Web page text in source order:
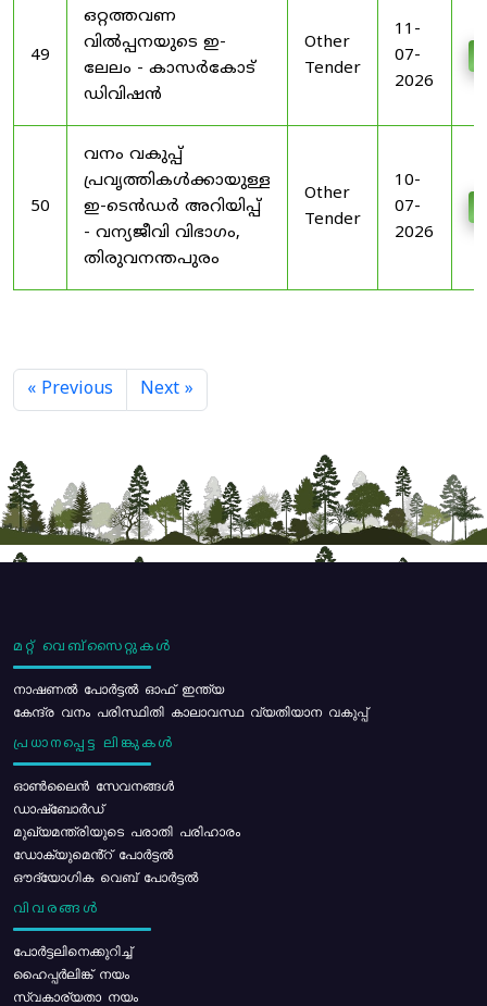
49
ഒറ്റത്തവണ
വിൽപ്പനയുടെ ഇ-
ലേലം - കാസർകോട്
ഡിവിഷൻ
Other
Tender
11-
07-
2026
50
വനം വകുപ്പ്
പ്രവൃത്തികൾക്കായുള്ള
ഇ-ടെൻഡർ അറിയിപ്പ്
- വന്യജീവി വിഭാഗം,
തിരുവനന്തപുരം
Other
Tender
10-
07-
2026
« Previous Next »
മറ്റ് വെബ്സൈറ്റുകൾ
നാഷണൽ പോർട്ടൽ ഓഫ് ഇന്ത്യ
കേന്ദ്ര വനം പരിസ്ഥിതി കാലാവസ്ഥ വ്യതിയാന വകുപ്പ്
പ്രധാനപ്പെട്ട ലിങ്കുകൾ
ഓൺലൈൻ സേവനങ്ങൾ
ഡാഷ്ബോർഡ്
മുഖ്യമന്ത്രിയുടെ പരാതി പരിഹാരം
ഡോക്യുമെൻ്റ് പോർട്ടൽ
ഔദ്യോഗിക വെബ് പോർട്ടൽ
വിവരങ്ങൾ
പോര്‍ട്ടലിനെക്കുറിച്ച്
ഹൈപ്പർലിങ്ക് നയം
സ്വകാര്യതാ നയം